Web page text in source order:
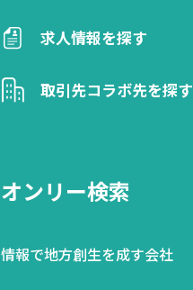
求人情報を探す
取引先コラボ先を探す
オンリー検索
情報で地方創生を成す会社